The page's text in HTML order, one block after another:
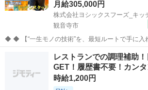
月給305,000円
観音寺市
◆ ◆ 【“一生モノの技術”を、最短ルートで手に入れる】 ヨシックスフ
ーズが運営する寿司居酒屋「や台ずし」では、 鮮
の状態で仕入れることで仕込みの負担を大幅に削
後は余計な工程に時間...
キッチン
レストランでの調理補助
GET！履歴書不要！カンタ
時…
時給1,200円